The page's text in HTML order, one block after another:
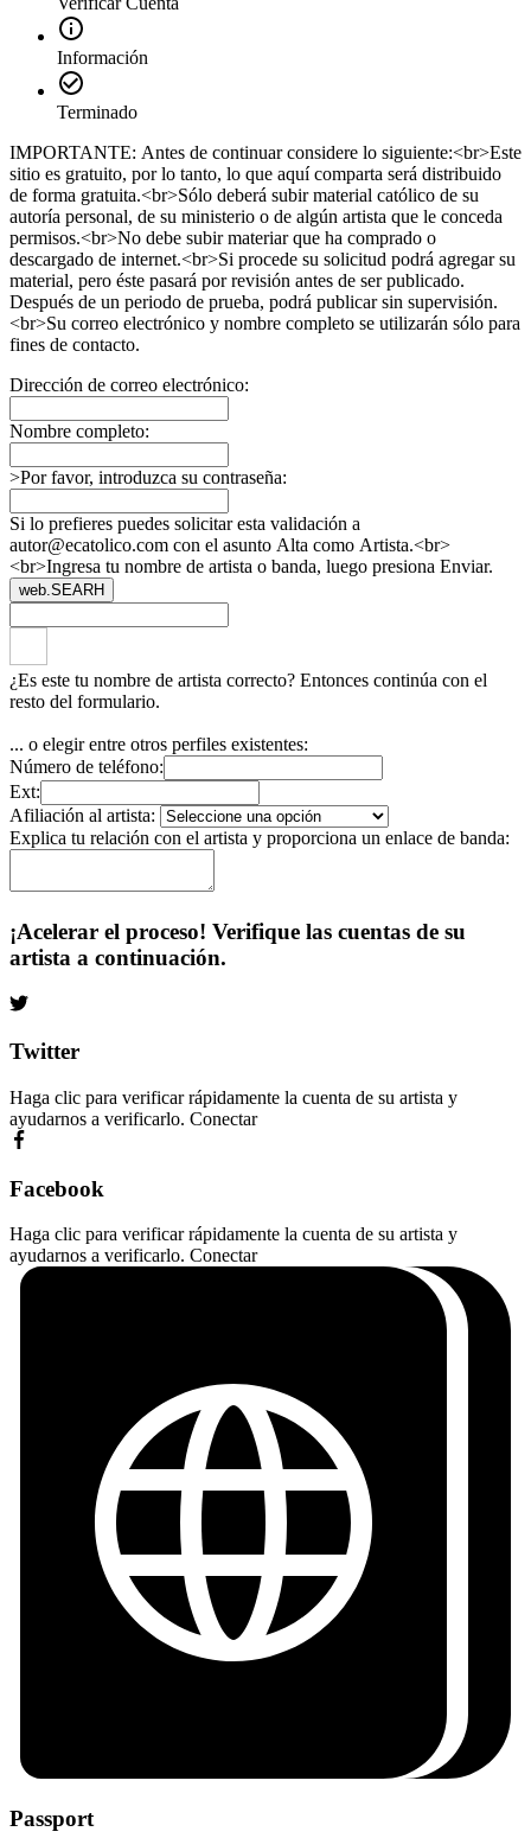
Información
Terminado
IMPORTANTE: Antes de continuar considere lo siguiente:<br>Este
sitio es gratuito, por lo tanto, lo que aquí comparta será distribuido
de forma gratuita.<br>Sólo deberá subir material católico de su
autoría personal, de su ministerio o de algún artista que le conceda
permisos.<br>No debe subir materiar que ha comprado o
descargado de internet.<br>Si procede su solicitud podrá agregar su
material, pero éste pasará por revisión antes de ser publicado.
Después de un periodo de prueba, podrá publicar sin supervisión.
<br>Su correo electrónico y nombre completo se utilizarán sólo para
fines de contacto.
Dirección de correo electrónico:
Nombre completo:
>Por favor, introduzca su contraseña:
Si lo prefieres puedes solicitar esta validación a
autor@ecatolico.com con el asunto Alta como Artista.<br>
<br>Ingresa tu nombre de artista o banda, luego presiona Enviar.
web.SEARH
¿Es este tu nombre de artista correcto? Entonces continúa con el
resto del formulario.
... o elegir entre otros perfiles existentes:
Número de teléfono:
Ext:
Afiliación al artista:
Explica tu relación con el artista y proporciona un enlace de banda:
¡Acelerar el proceso! Verifique las cuentas de su
artista a continuación.
Twitter
Haga clic para verificar rápidamente la cuenta de su artista y
ayudarnos a verificarlo. Conectar
Facebook
Haga clic para verificar rápidamente la cuenta de su artista y
ayudarnos a verificarlo. Conectar
Passport